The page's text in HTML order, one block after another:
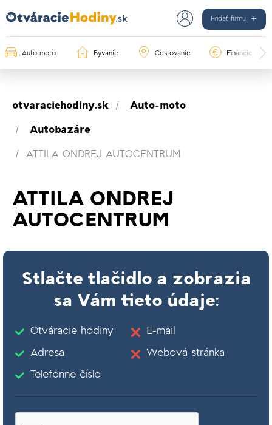
Pridať firmu
Auto-moto Bývanie Cestovanie Financie
otvaraciehodiny.sk Auto-moto
Autobazáre
ATTILA ONDREJ AUTOCENTRUM
ATTILA ONDREJ
AUTOCENTRUM
Stlačte tlačidlo a zobrazia
sa Vám tieto údaje:
Otváracie hodiny
Adresa
Telefónne číslo
E-mail
Webová stránka